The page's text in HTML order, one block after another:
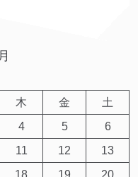
木 金
土
4 5
6
11 12
13